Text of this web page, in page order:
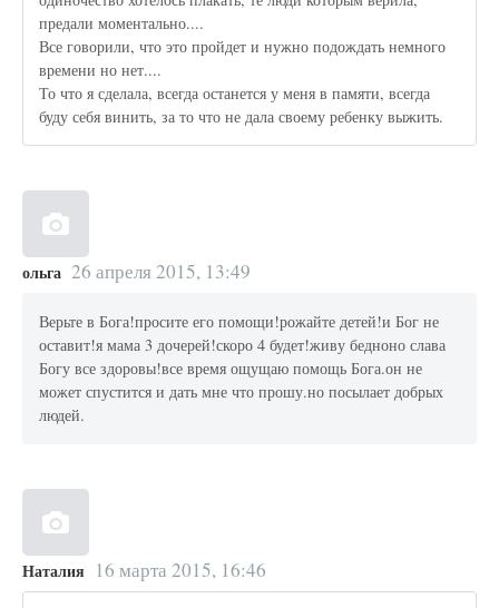
предали моментально....
Все говорили, что это пройдет и нужно подождать немного
времени но нет....
То что я сделала, всегда останется у меня в памяти, всегда
буду себя винить, за то что не дала своему ребенку выжить.
ольга 26 апреля 2015, 13:49
Верьте в Бога!просите его помощи!рожайте детей!и Бог не
оставит!я мама 3 дочерей!скоро 4 будет!живу бедноно слава
Богу все здоровы!все время ощущаю помощь Бога.он не
может спустится и дать мне что прошу.но посылает добрых
людей.
Наталия 16 марта 2015, 16:46